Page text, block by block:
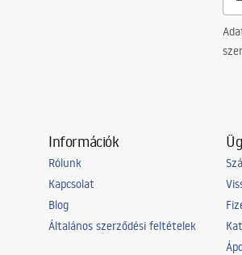
Információk
Rólunk
Kapcsolat
Blog
Általános szerződési feltételek